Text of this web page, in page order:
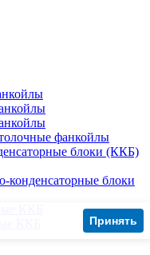
фанкойлы
блоки (ККБ)
конденсаторные блоки
ККБ
Принять